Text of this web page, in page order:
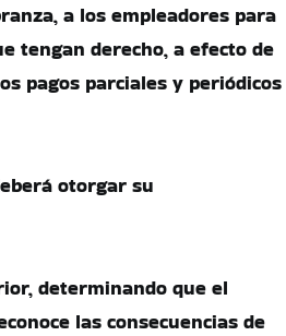
a los empleadores para
tengan derecho, a efecto de
pagos parciales y periódicos
otorgar su
determinando que el
las consecuencias de